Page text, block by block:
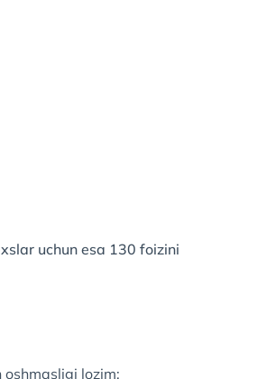
uchun esa 130 foizini
lozim;